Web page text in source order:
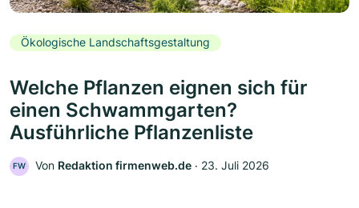
Ökologische Landschaftsgestaltung
Welche Pflanzen eignen sich für
einen Schwammgarten?
Ausführliche Pflanzenliste
FW Von Redaktion firmenweb.de ‧ 23. Juli 2026